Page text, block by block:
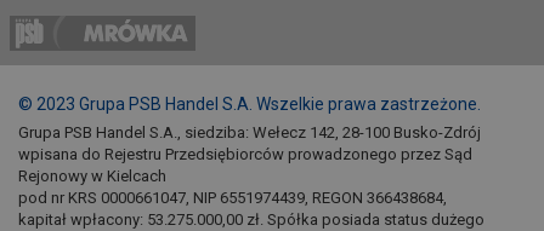
© 2023 Grupa PSB Handel S.A. Wszelkie prawa zastrzeżone.
Grupa PSB Handel S.A., siedziba: Wełecz 142, 28-100 Busko-Zdrój
wpisana do Rejestru Przedsiębiorców prowadzonego przez Sąd
Rejonowy w Kielcach
pod nr KRS 0000661047, NIP 6551974439, REGON 366438684,
kapitał wpłacony: 53.275.000,00 zł. Spółka posiada status dużego